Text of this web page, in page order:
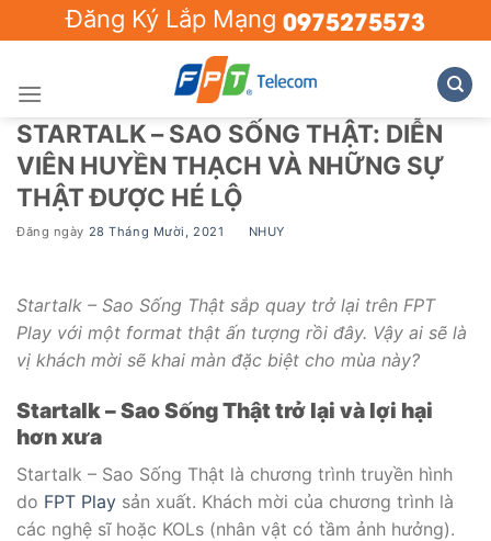
to
Đăng Ký Lắp Mạng 0975275573
STARTALK – SAO SỐNG THẬT: DIỄN
VIÊN HUYỀN THẠCH VÀ NHỮNG SỰ
THẬT ĐƯỢC HÉ LỘ
Đăng ngày 28 Tháng Mười, 2021 NHUY
Startalk – Sao Sống Thật sắp quay trở lại trên FPT
Play với một format thật ấn tượng rồi đây. Vậy ai sẽ là
vị khách mời sẽ khai màn đặc biệt cho mùa này?
Startalk– Sao Sống Thật trở lại và lợi hại
hơn xưa
Startalk – Sao Sống Thật là chương trình truyền hình
do FPT Play sản xuất. Khách mời của chương trình là
các nghệ sĩ hoặc KOLs (nhân vật có tầm ảnh hưởng).